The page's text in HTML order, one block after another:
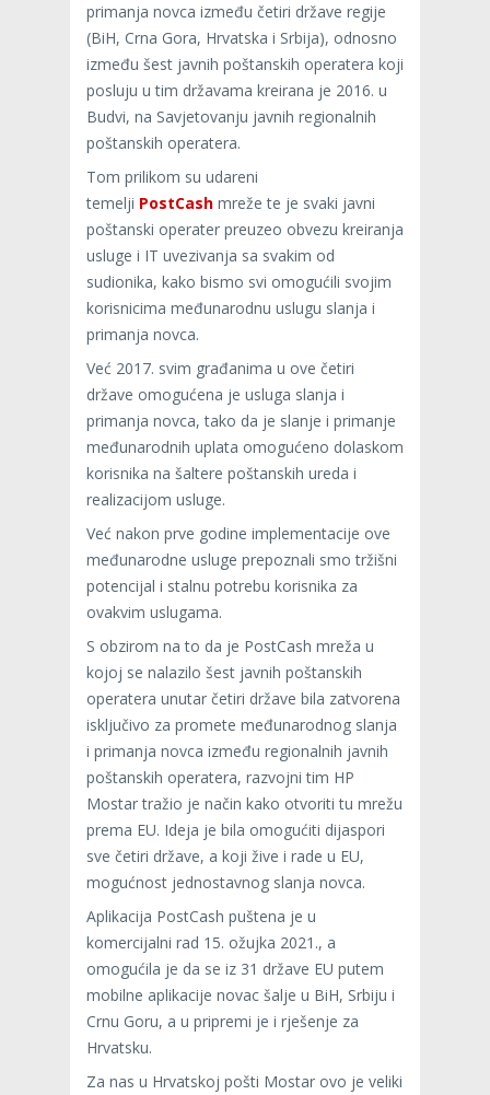
primanja novca između četiri države regije
(BiH, Crna Gora, Hrvatska i Srbija), odnosno
između šest javnih poštanskih operatera koji
posluju u tim državama kreirana je 2016. u
Budvi, na Savjetovanju javnih regionalnih
poštanskih operatera.
Tom prilikom su udareni
temelji PostCash mreže te je svaki javni
poštanski operater preuzeo obvezu kreiranja
usluge i IT uvezivanja sa svakim od
sudionika, kako bismo svi omogućili svojim
korisnicima međunarodnu uslugu slanja i
primanja novca.
Već 2017. svim građanima u ove četiri
države omogućena je usluga slanja i
primanja novca, tako da je slanje i primanje
međunarodnih uplata omogućeno dolaskom
korisnika na šaltere poštanskih ureda i
realizacijom usluge.
Već nakon prve godine implementacije ove
međunarodne usluge prepoznali smo tržišni
potencijal i stalnu potrebu korisnika za
ovakvim uslugama.
S obzirom na to da je PostCash mreža u
kojoj se nalazilo šest javnih poštanskih
operatera unutar četiri države bila zatvorena
isključivo za promete međunarodnog slanja
i primanja novca između regionalnih javnih
poštanskih operatera, razvojni tim HP
Mostar tražio je način kako otvoriti tu mrežu
prema EU. Ideja je bila omogućiti dijaspori
sve četiri države, a koji žive i rade u EU,
mogućnost jednostavnog slanja novca.
Aplikacija PostCash puštena je u
komercijalni rad 15. ožujka 2021., a
omogućila je da se iz 31 države EU putem
mobilne aplikacije novac šalje u BiH, Srbiju i
Crnu Goru, a u pripremi je i rješenje za
Hrvatsku.
Za nas u Hrvatskoj pošti Mostar ovo je veliki